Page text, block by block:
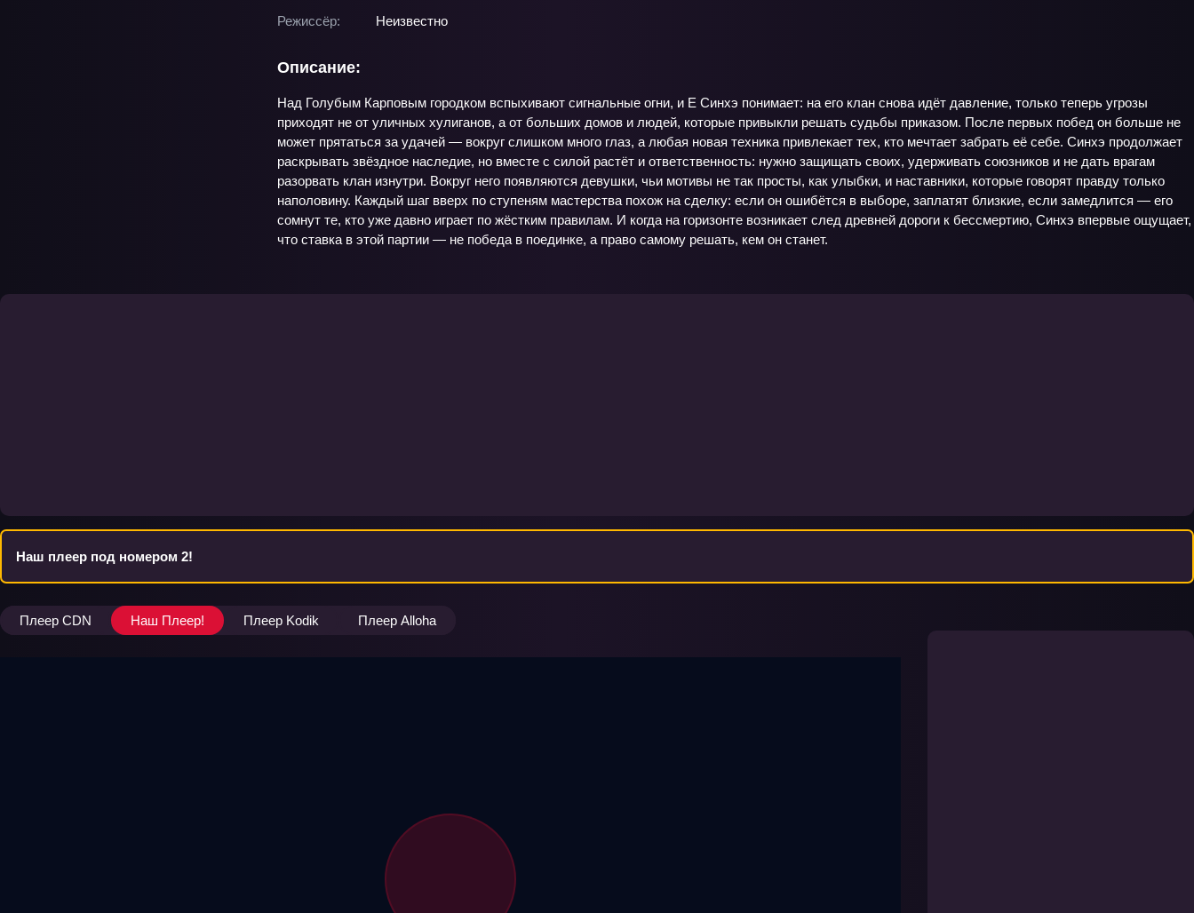
Режиссёр:
Неизвестно
Описание:
Над Голубым Карповым городком вспыхивают сигнальные огни, и Е Синхэ понимает: на его клан снова идёт давление, только теперь угрозы
приходят не от уличных хулиганов, а от больших домов и людей, которые привыкли решать судьбы приказом. После первых побед он больше не
может прятаться за удачей — вокруг слишком много глаз, а любая новая техника привлекает тех, кто мечтает забрать её себе. Синхэ продолжает
раскрывать звёздное наследие, но вместе с силой растёт и ответственность: нужно защищать своих, удерживать союзников и не дать врагам
разорвать клан изнутри. Вокруг него появляются девушки, чьи мотивы не так просты, как улыбки, и наставники, которые говорят правду только
наполовину. Каждый шаг вверх по ступеням мастерства похож на сделку: если он ошибётся в выборе, заплатят близкие, если замедлится — его
сомнут те, кто уже давно играет по жёстким правилам. И когда на горизонте возникает след древней дороги к бессмертию, Синхэ впервые ощущает,
что ставка в этой партии — не победа в поединке, а право самому решать, кем он станет.
Наш плеер под номером 2!
Плеер CDN Наш Плеер! Плеер Kodik Плеер Alloha